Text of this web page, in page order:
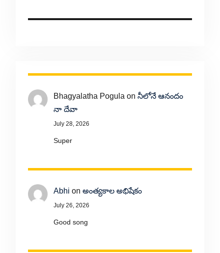
Bhagyalatha Pogula on నీలోనే ఆనందం
నా దేవా
July 28, 2026
Super
Abhi on అంత్యకాల అభిషేకం
July 26, 2026
Good song